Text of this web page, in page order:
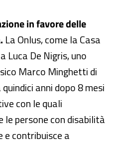
in favore delle
La Onlus, come la Casa
Luca De Nigris, uno
Marco Minghetti di
anni dopo 8 mesi
con le quali
le persone con disabilità
e contribuisce a